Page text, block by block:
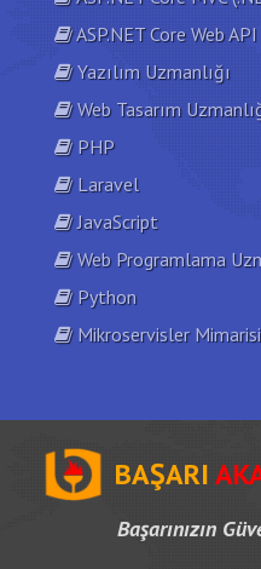
ASP.NET Core Web
Yazılım Uzmanlığı
Web Tasarım
PHP
Laravel
JavaScript
Web Programlama
Python
Mikroservisler
BAŞARI
Başarınızın